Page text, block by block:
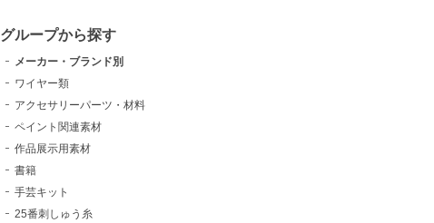
グループから探す
メーカー・ブランド別
ワイヤー類
アクセサリーパーツ・材料
ペイント関連素材
作品展示用素材
書籍
手芸キット
25番刺しゅう糸